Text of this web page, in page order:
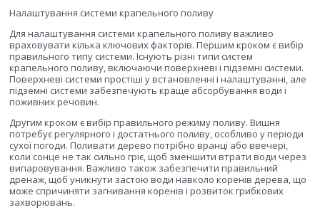
Налаштування системи крапельного поливу
Для налаштування системи крапельного поливу важливо
враховувати кілька ключових факторів. Першим кроком є вибір
правильного типу системи. Існують різні типи систем
крапельного поливу, включаючи поверхневі і підземні системи.
Поверхневі системи простіші у встановленні і налаштуванні, але
підземні системи забезпечують краще абсорбування води і
поживних речовин.
Другим кроком є вибір правильного режиму поливу. Вишня
потребує регулярного і достатнього поливу, особливо у періоди
сухої погоди. Поливати дерево потрібно вранці або ввечері,
коли сонце не так сильно гріє, щоб зменшити втрати води через
випаровування. Важливо також забезпечити правильний
дренаж, щоб уникнути застою води навколо коренів дерева, що
може спричиняти загнивання коренів і розвиток грибкових
захворювань.